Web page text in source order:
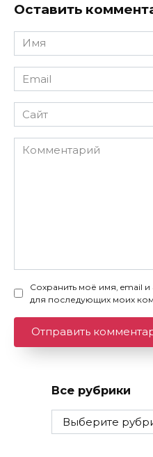
Оставить
Имя
*
Email
*
Сайт
Комментарий
Сохранить моё имя, email и
для последующих моих
Все рубрики
Все
рубрики